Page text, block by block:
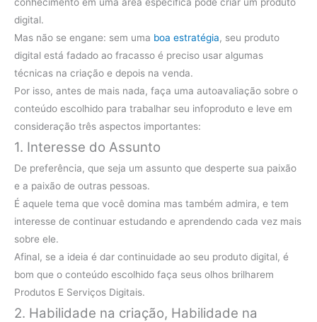
digital.
Mas não se engane: sem uma boa estratégia, seu produto
digital está fadado ao fracasso é preciso usar algumas
técnicas na criação e depois na venda.
Por isso, antes de mais nada, faça uma autoavaliação sobre o
conteúdo escolhido para trabalhar seu infoproduto e leve em
consideração três aspectos importantes:
1. Interesse do Assunto
De preferência, que seja um assunto que desperte sua paixão
e a paixão de outras pessoas.
É aquele tema que você domina mas também admira, e tem
interesse de continuar estudando e aprendendo cada vez mais
sobre ele.
Afinal, se a ideia é dar continuidade ao seu produto digital, é
bom que o conteúdo escolhido faça seus olhos brilharem
Produtos E Serviços Digitais.
2. Habilidade na criação, Habilidade na